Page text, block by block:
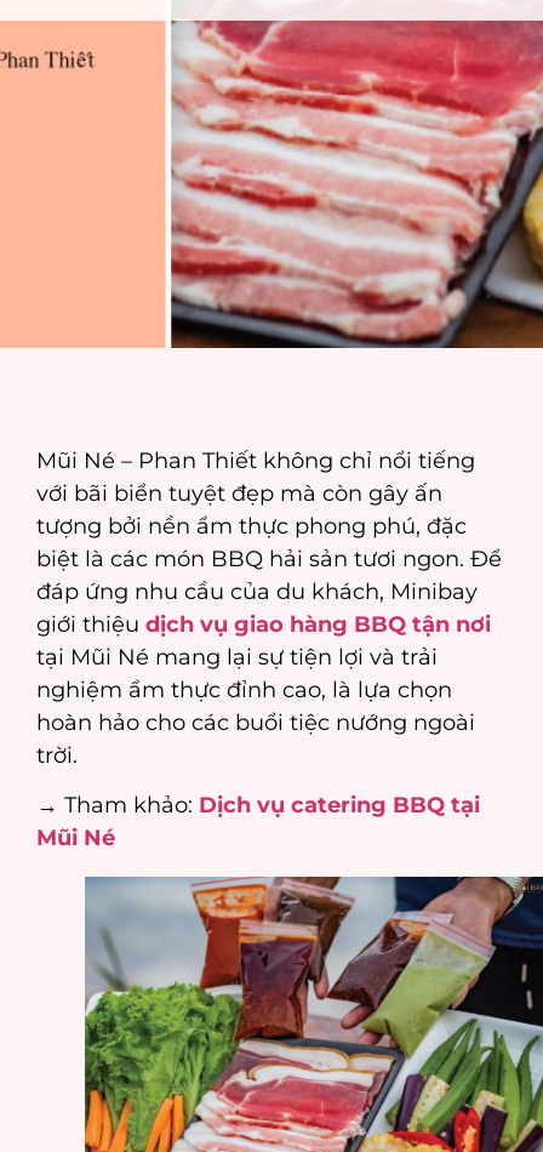
Mũi Né – Phan Thiết không chỉ nổi tiếng
với bãi biển tuyệt đẹp mà còn gây ấn
tượng bởi nền ẩm thực phong phú, đặc
biệt là các món BBQ hải sản tươi ngon. Để
đáp ứng nhu cầu của du khách, Minibay
giới thiệu dịch vụ giao hàng BBQ tận nơi
tại Mũi Né mang lại sự tiện lợi và trải
nghiệm ẩm thực đỉnh cao, là lựa chọn
hoàn hảo cho các buổi tiệc nướng ngoài
trời.
→ Tham khảo: Dịch vụ catering BBQ tại
Mũi Né